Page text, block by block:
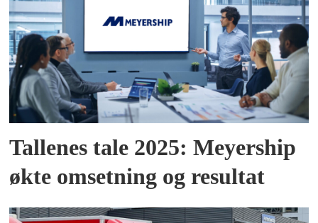
Tallenes tale 2025: Meyership
økte omsetning og resultat